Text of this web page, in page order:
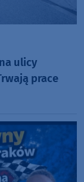
ulicy
prace